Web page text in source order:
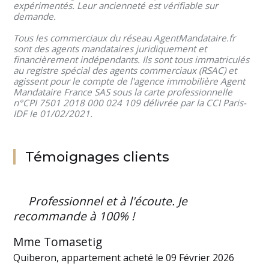
expérimentés. Leur ancienneté est vérifiable sur
demande.
Tous les commerciaux du réseau AgentMandataire.fr
sont des agents mandataires juridiquement et
financièrement indépendants. Ils sont tous immatriculés
au registre spécial des agents commerciaux (RSAC) et
agissent pour le compte de l'agence immobilière Agent
Mandataire France SAS sous la carte professionnelle
n°CPI 7501 2018 000 024 109 délivrée par la CCI Paris-
IDF le 01/02/2021.
Témoignages clients
Professionnel et à l'écoute. Je
recommande à 100% !
Mme Tomasetig
Quiberon, appartement acheté le 09 Février 2026